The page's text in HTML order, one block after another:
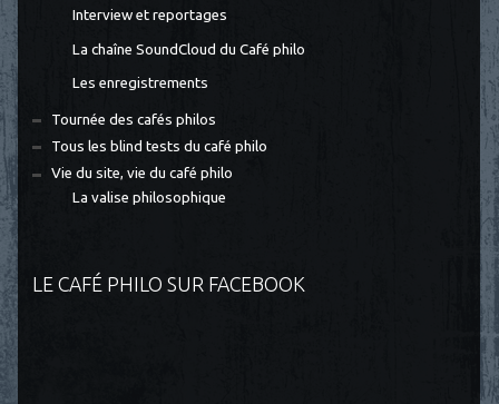
Interview et reportages
La chaîne SoundCloud du Café philo
Les enregistrements
Tournée des cafés philos
Tous les blind tests du café philo
Vie du site, vie du café philo
La valise philosophique
LE CAFÉ PHILO SUR FACEBOOK